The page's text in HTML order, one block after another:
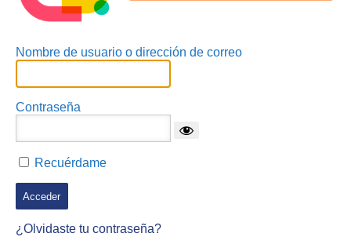
Nombre de usuario o dirección de correo
Contraseña
Recuérdame
¿Olvidaste tu contraseña?